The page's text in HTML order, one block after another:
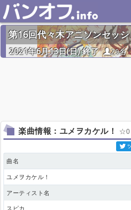
第16回代々木アニソンセッ
2021年6月13日(日) 終了
29名
楽曲情報：ユメヲカケル！ 0
曲名
ユメヲカケル！
アーティスト名
スピカ